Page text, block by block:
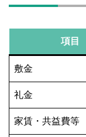
項目
敷金
礼金
家賃・共益費等